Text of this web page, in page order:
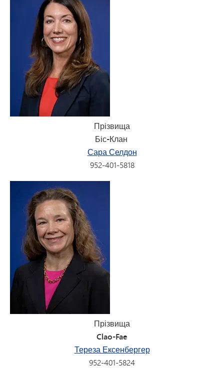
Прізвища
Біс-Клан
Сара Селдон
952-401-5818
Прізвища
Clao-Fae
Тереза Ексенбергер
952-401-5824